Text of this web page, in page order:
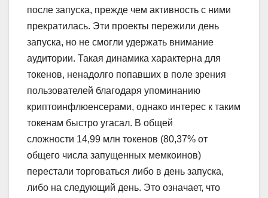
после запуска, прежде чем активность с ними
прекратилась. Эти проекты пережили день
запуска, но не смогли удержать внимание
аудитории. Такая динамика характерна для
токенов, ненадолго попавших в поле зрения
пользователей благодаря упоминанию
криптоинфлюенсерами, однако интерес к таким
токенам быстро угасал. В общей
сложности 14,99 млн токенов (80,37% от
общего числа запущенных мемкоинов)
перестали торговаться либо в день запуска,
либо на следующий день. Это означает, что